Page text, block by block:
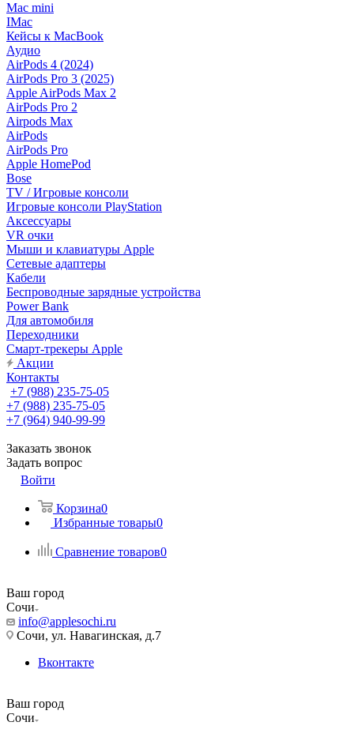
Mac mini
IMac
Кейсы к MacBook
Аудио
AirPods 4 (2024)
AirPods Pro 3 (2025)
Apple AirPods Max 2
AirPods Pro 2
Airpods Max
AirPods
AirPods Pro
Apple HomePod
Bose
TV / Игровые консоли
Игровые консоли PlayStation
Аксессуары
VR очки
Мыши и клавиатуры Apple
Сетевые адаптеры
Кабели
Беспроводные зарядные устройства
Power Bank
Для автомобиля
Переходники
Смарт-трекеры Apple
Акции
Контакты
+7 (988) 235-75-05
+7 (988) 235-75-05
+7 (964) 940-99-99
Заказать звонок
Задать вопрос
Войти
Корзина0
Избранные товары0
Сравнение товаров0
Ваш город
Сочи
info@applesochi.ru
Сочи, ул. Навагинская, д.7
Вконтакте
Ваш город
Сочи